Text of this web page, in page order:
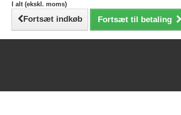
I alt (ekskl. moms)
Fortsæt indkøb Fortsæt til betaling